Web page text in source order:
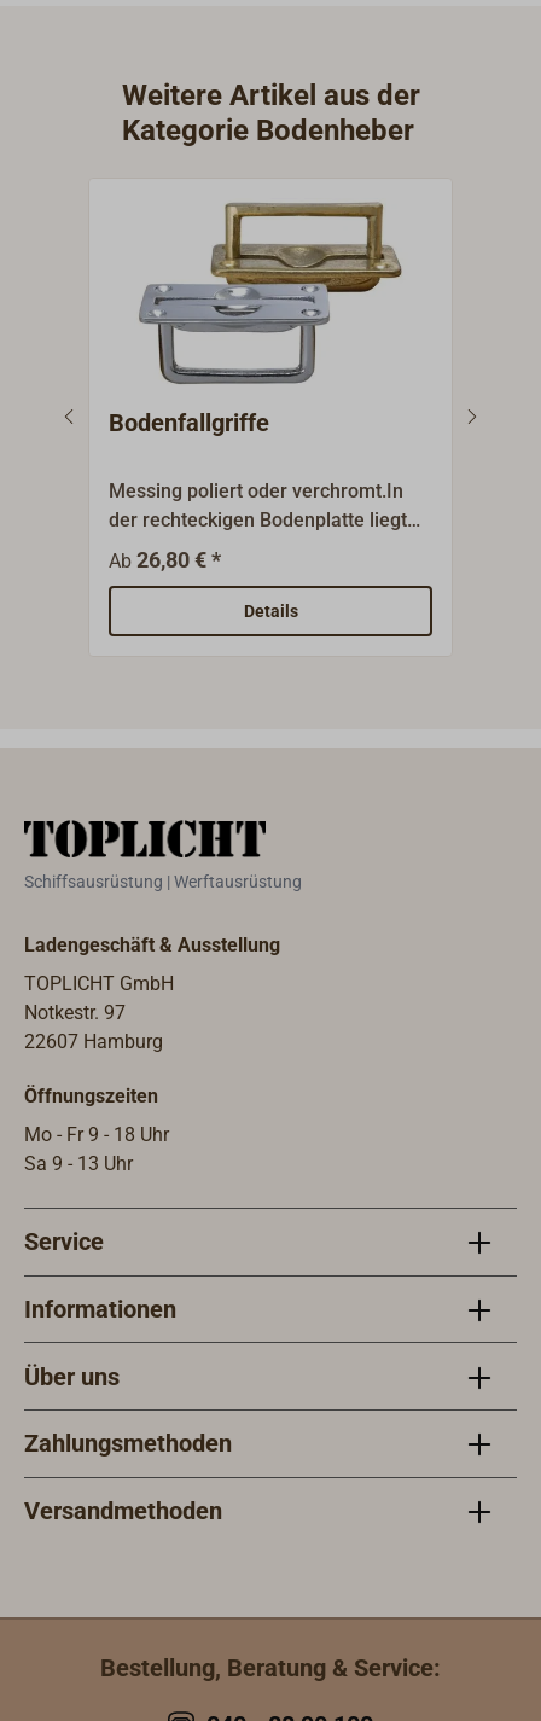
Weitere Artikel aus der
Kategorie Bodenheber
Bodenfallgriffe
Messing poliert oder verchromt.In
der rechteckigen Bodenplatte liegt
lose ein rechteckiger Ring, der bei
Benutzung nach oben angehoben
wird.Liegt im Ruhezustand plan in
der Bodenplatte.Mit zwei Fingern gut
Ab26,80 € *
Details
Schiffsausrüstung | Werftausrüstung
Ladengeschäft & Ausstellung
TOPLICHT GmbH
Notkestr. 97
22607 Hamburg
Öffnungszeiten
Mo - Fr 9 - 18 Uhr
Sa 9 - 13 Uhr
Service
Informationen
Über uns
Zahlungsmethoden
Versandmethoden
Bestellung, Beratung & Service: